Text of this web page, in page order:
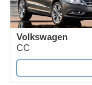
Volkswagen
CC